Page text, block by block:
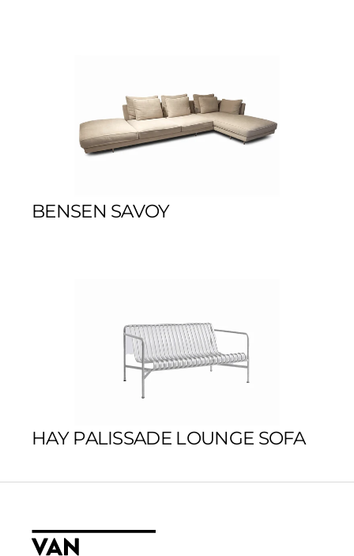
BENSEN SAVOY
HAY PALISSADE LOUNGE SOFA